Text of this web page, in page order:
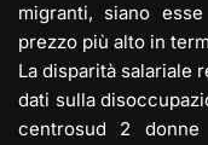
migranti, siano
prezzo più alto in
La disparità salariale
dati sulla
centrosud 2